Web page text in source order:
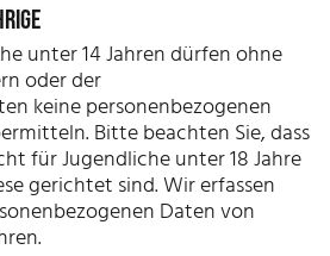
unter 14 Jahren dürfen ohne
oder der
keine personenbezogenen
Bitte beachten Sie, dass
für Jugendliche unter 18 Jahre
gerichtet sind. Wir erfassen
Daten von